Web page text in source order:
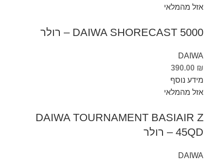
אזל מהמלאי
DAIWA SHORECAST 5000 – רולר
DAIWA
390.00 ₪
מידע נוסף
אזל מהמלאי
DAIWA TOURNAMENT BASIAIR Z
45QD – רולר
DAIWA